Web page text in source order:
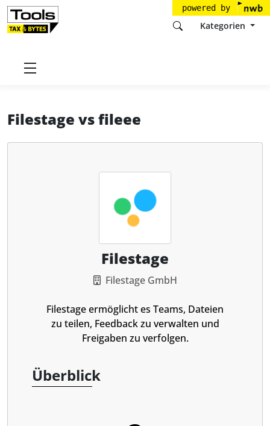
powered by
Kategorien
Startseite
Filestage vsfileee
Filestage
Filestage GmbH
Filestage ermöglicht es Teams, Dateien
zu teilen, Feedback zu verwalten und
Freigaben zu verfolgen.
Überblick